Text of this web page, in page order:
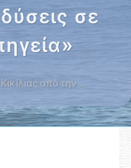
σε
από την …